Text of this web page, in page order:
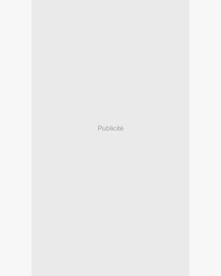
Publicité